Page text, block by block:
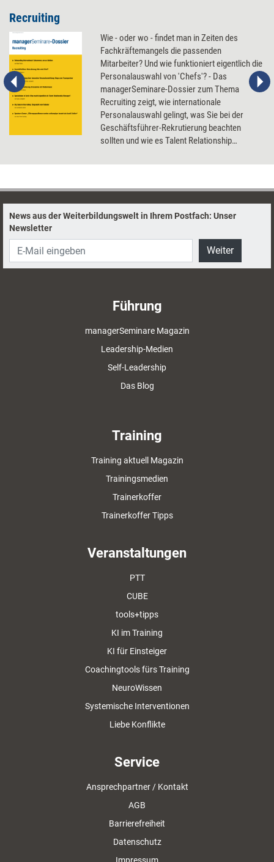
Recruiting
Wie - oder wo - findet man in Zeiten des
Fachkräftemangels die passenden
Mitarbeiter? Und wie funktioniert eigentlich die
Personalauswahl von 'Chefs'? - Das
managerSeminare-Dossier zum Thema
Recruiting zeigt, wie internationale
Personalauswahl gelingt, was Sie bei der
Geschäftsführer-Rekrutierung beachten
sollten und wie es Talent Relationship
aufzuspüren und ins Unternehmen zu locken.
News aus der Weiterbildungswelt in Ihrem Postfach: Unser
Newsletter
Weiter
Führung
managerSeminare Magazin
Leadership-Medien
Self-Leadership
Das Blog
Training
Training aktuell Magazin
Trainingsmedien
Trainerkoffer
Trainerkoffer Tipps
Veranstaltungen
PTT
CUBE
tools+tipps
KI im Training
KI für Einsteiger
Coachingtools fürs Training
NeuroWissen
Systemische Interventionen
Liebe Konflikte
Service
Ansprechpartner / Kontakt
AGB
Barrierefreiheit
Datenschutz